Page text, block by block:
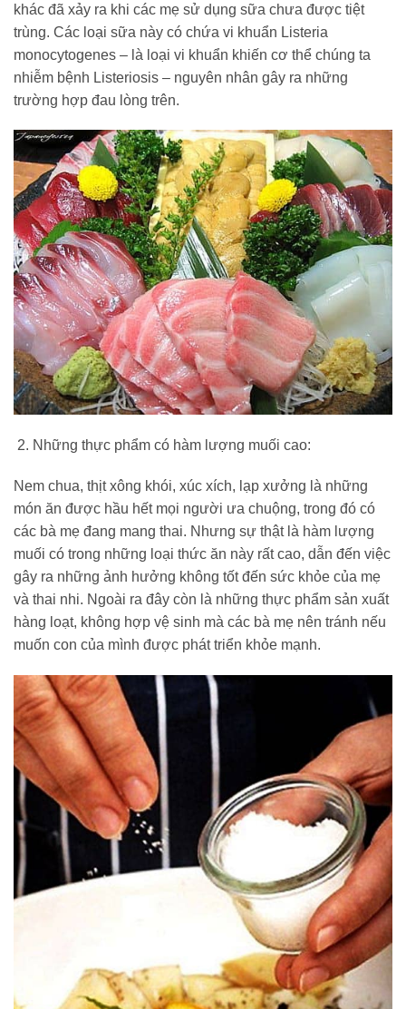
khác đã xảy ra khi các mẹ sử dụng sữa chưa được tiệt
trùng. Các loại sữa này có chứa vi khuẩn Listeria
monocytogenes – là loại vi khuẩn khiến cơ thể chúng ta
nhiễm bệnh Listeriosis – nguyên nhân gây ra những
trường hợp đau lòng trên.
Những thực phẩm có hàm lượng muối cao:
Nem chua, thịt xông khói, xúc xích, lạp xưởng là những
món ăn được hầu hết mọi người ưa chuộng, trong đó có
các bà mẹ đang mang thai. Nhưng sự thật là hàm lượng
muối có trong những loại thức ăn này rất cao, dẫn đến việc
gây ra những ảnh hưởng không tốt đến sức khỏe của mẹ
và thai nhi. Ngoài ra đây còn là những thực phẩm sản xuất
hàng loạt, không hợp vệ sinh mà các bà mẹ nên tránh nếu
muốn con của mình được phát triển khỏe mạnh.